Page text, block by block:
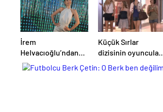
İrem
Helvacıoğlu’ndan
müjdeli haber geldi!
Küçük Sırlar
dizisinin oyuncuları
15 yıl sonra bir arada